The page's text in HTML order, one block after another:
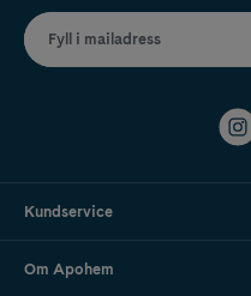
Fyll i mailadress
Kundservice
Om Apohem